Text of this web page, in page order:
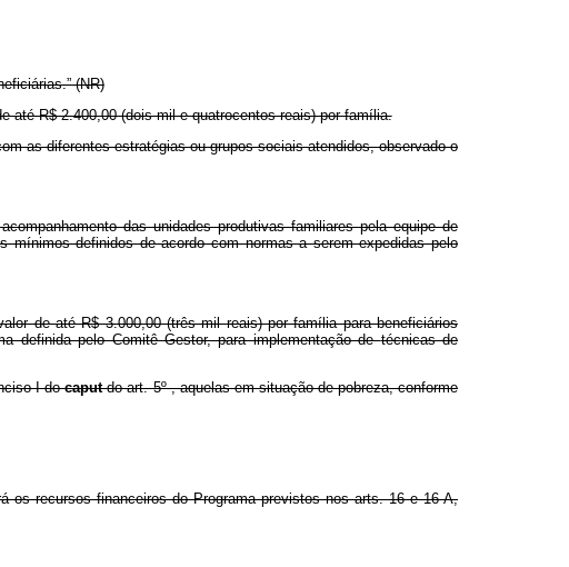
(NR)
até R$ 2.400,00 (dois mil e quatrocentos reais) por família.
as diferentes estratégias ou grupos sociais atendidos, observado o
das unidades produtivas familiares pela equipe de
mínimos definidos de acordo com normas a serem expedidas pelo
de até R$ 3.000,00 (três mil reais) por família para beneficiários
definida pelo Comitê Gestor, para implementação detécnicas de
I docaputdo art. 5º , aquelas em situação de pobreza, conforme
os recursos financeiros do Programa previstos nos arts. 16 e 16-A,